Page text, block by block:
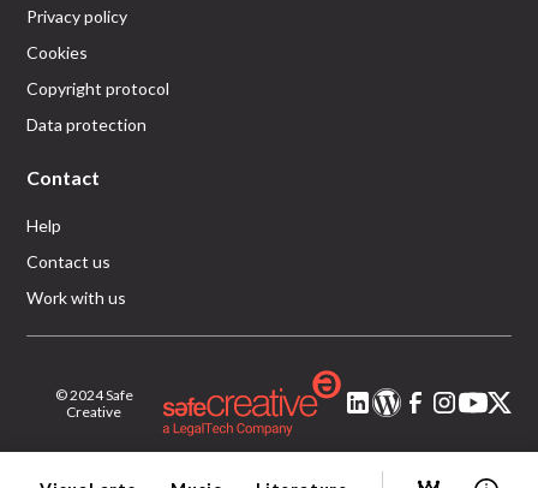
Privacy policy
Cookies
Copyright protocol
Data protection
Contact
Help
Contact us
Work with us
© 2024 Safe
Creative